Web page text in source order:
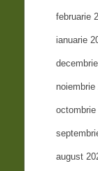
februarie
ianuarie
noiembrie
octombrie
august